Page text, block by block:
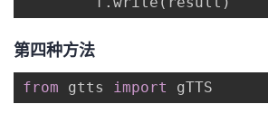
第四种方法
from gtts import gTTS